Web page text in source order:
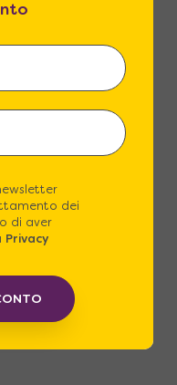
giorni
il reso? Noi li
certi che
clienti sono il
da visita.
dei
di aver
Privacy